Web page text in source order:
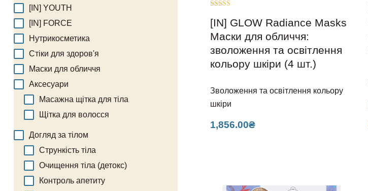
5.00
з 5
[IN] GLOW Radiance Masks
Маски для обличчя:
зволоження та освітлення
кольору шкіри (4 шт.)
1,856.00₴
Зволоження та освітлення кольору
шкіри
[IN] YOUTH
[IN] FORCE
Нутрикосметика
Стіки для здоров'я
Маски для обличчя
Аксесуари
Масажна щітка для тіла
Щітка для волосся
Догляд за тілом
Стрункість тіла
Очищення тіла (детокс)
Контроль апетиту